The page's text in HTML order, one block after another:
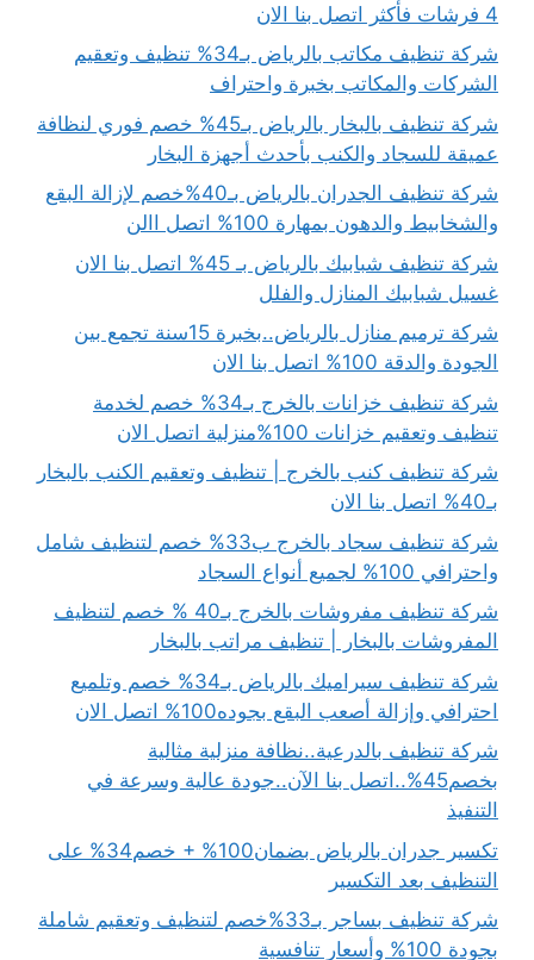
4 فرشات فأكثر اتصل بنا الان
شركة تنظيف مكاتب بالرياض بـ34% تنظيف وتعقيم
الشركات والمكاتب بخبرة واحتراف
شركة تنظيف بالبخار بالرياض بـ45% خصم فوري لنظافة
عميقة للسجاد والكنب بأحدث أجهزة البخار
شركة تنظيف الجدران بالرياض بـ40%خصم لإزالة البقع
والشخابيط والدهون بمهارة 100% اتصل االن
شركة تنظيف شبابيك بالرياض بـ 45% اتصل بنا الان
غسيل شبابيك المنازل والفلل
شركة ترميم منازل بالرياض..بخبرة 15سنة تجمع بين
الجودة والدقة 100% اتصل بنا الان
شركة تنظيف خزانات بالخرج بـ34% خصم لخدمة
تنظيف وتعقيم خزانات 100%منزلية اتصل الان
شركة تنظيف كنب بالخرج | تنظيف وتعقيم الكنب بالبخار
بـ40% اتصل بنا الان
شركة تنظيف سجاد بالخرج ب33% خصم لتنظيف شامل
واحترافي 100% لجميع أنواع السجاد
شركة تنظيف مفروشات بالخرج بـ40 % خصم لتنظيف
المفروشات بالبخار | تنظيف مراتب بالبخار
شركة تنظيف سيراميك بالرياض بـ34% خصم وتلميع
احترافي وإزالة أصعب البقع بجوده100% اتصل الان
شركة تنظيف بالدرعية..نظافة منزلية مثالية
بخصم45%..اتصل بنا الآن..جودة عالية وسرعة في
التنفيذ
تكسير جدران بالرياض بضمان100% + خصم34% على
التنظيف بعد التكسير
شركة تنظيف بساجر بـ33%خصم لتنظيف وتعقيم شاملة
بجودة 100% وأسعار تنافسية